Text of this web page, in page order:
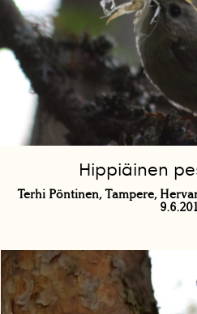
Hippiäinen
Terhi Pöntinen, Tampere,